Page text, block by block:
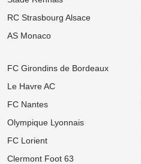
RC Strasbourg Alsace
AS Monaco
FC Girondins de Bordeaux
Le Havre AC
FC Nantes
Olympique Lyonnais
FC Lorient
Clermont Foot 63